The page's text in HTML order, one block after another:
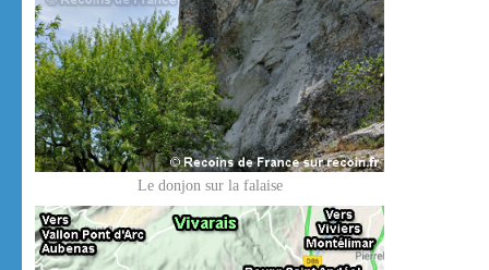
Le donjon sur la falaise